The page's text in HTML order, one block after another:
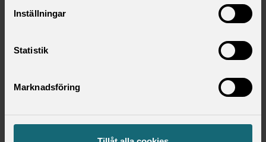
Inställningar
Statistik
Marknadsföring
Aktuella artiklar